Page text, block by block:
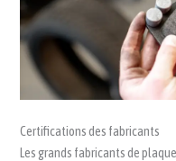
Certifications des fabricants
Les grands fabricants de